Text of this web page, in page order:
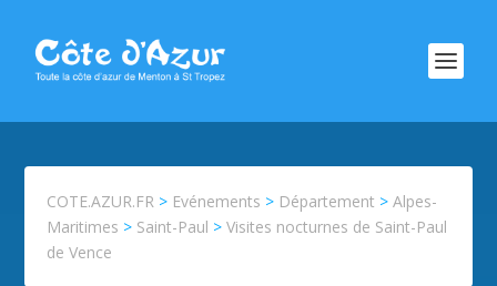
COTE.AZUR.FR > Evénements > Département >Alpes-
Maritimes > Saint-Paul >Visites nocturnes de Saint-Paul
de Vence